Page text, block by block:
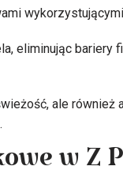
eliminując bariery
ale również
w Z